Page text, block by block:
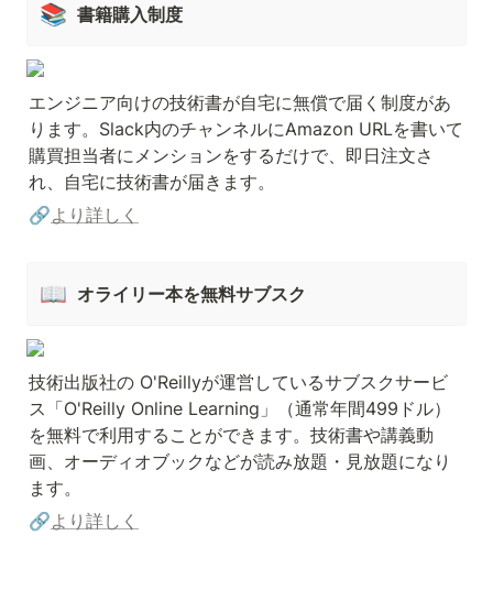
📚 書籍購入制度
エンジニア向けの技術書が自宅に無償で届く制度があ
ります。Slack内のチャンネルにAmazon URLを書いて
購買担当者にメンションをするだけで、即日注文さ
れ、自宅に技術書が届きます。
🔗より詳しく
📖 オライリー本を無料サブスク
技術出版社の O'Reillyが運営しているサブスクサービ
ス「O'Reilly Online Learning」（通常年間499ドル）
を無料で利用することができます。技術書や講義動
画、オーディオブックなどが読み放題・見放題になり
ます。
🔗より詳しく